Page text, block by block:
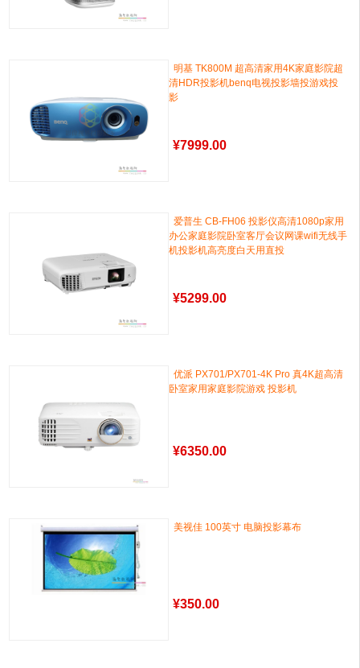
明基 TK800M 超高清家用4K家庭影院超
清HDR投影机benq电视投影墙投游戏投
影
¥7999.00
爱普生 CB-FH06 投影仪高清1080p家用
办公家庭影院卧室客厅会议网课wifi无线手
机投影机高亮度白天用直投
¥5299.00
优派 PX701/PX701-4K Pro 真4K超高清
卧室家用家庭影院游戏 投影机
¥6350.00
美视佳 100英寸 电脑投影幕布
¥350.00